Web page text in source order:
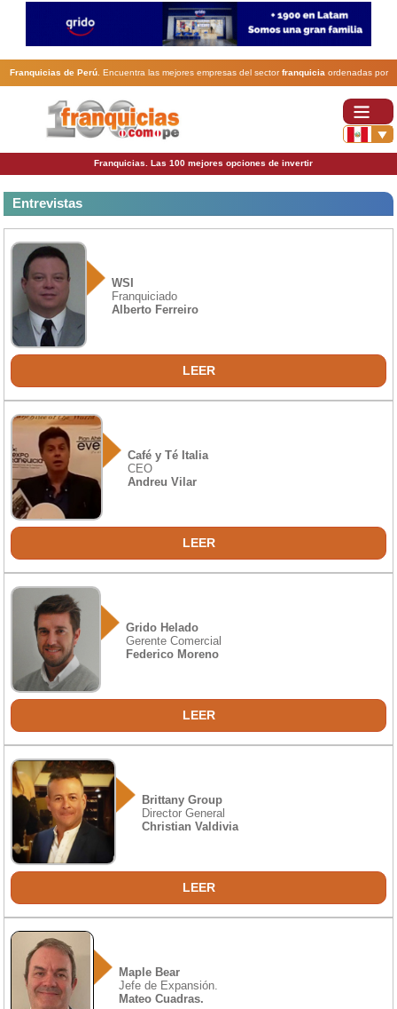
Franquicias de Perú. Encuentra las mejores empresas del sectorfranquicia ordenadas por
actividad. En www.100franquicias.com.pe encontrarás las más rentables, baratas y
Franquicias. Las 100 mejores opciones de invertir
Entrevistas
WSI
Franquiciado
Alberto Ferreiro
LEER
Café y Té Italia
CEO
Andreu Vilar
LEER
Grido Helado
Gerente Comercial
Federico Moreno
LEER
Brittany Group
Director General
Christian Valdivia
LEER
Maple Bear
Jefe de Expansión.
Mateo Cuadras.